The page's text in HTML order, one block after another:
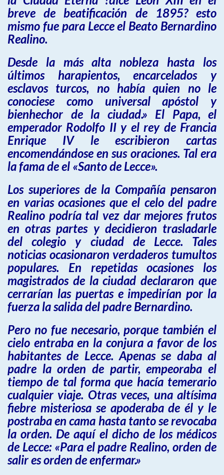
breve de beatificación de 1895? esto
mismo fue para Lecce el Beato Bernardino
Realino.
Desde la más alta nobleza hasta los
últimos harapientos, encarcelados y
esclavos turcos, no había quien no le
conociese como universal apóstol y
bienhechor de la ciudad.» El Papa, el
emperador Rodolfo II y el rey de Francia
Enrique IV le escribieron cartas
encomendándose en sus oraciones. Tal era
la fama de el «Santo de Lecce».
Los superiores de la Compañía pensaron
en varias ocasiones que el celo del padre
Realino podría tal vez dar mejores frutos
en otras partes y decidieron trasladarle
del colegio y ciudad de Lecce. Tales
noticias ocasionaron verdaderos tumultos
populares. En repetidas ocasiones los
magistrados de la ciudad declararon que
cerrarían las puertas e impedirían por la
fuerza la salida del padre Bernardino.
Pero no fue necesario, porque también el
cielo entraba en la conjura a favor de los
habitantes de Lecce. Apenas se daba al
padre la orden de partir, empeoraba el
tiempo de tal forma que hacía temerario
cualquier viaje. Otras veces, una altísima
fiebre misteriosa se apoderaba de él y le
postraba en cama hasta tanto se revocaba
la orden. De aquí el dicho de los médicos
de Lecce: «Para el padre Realino, orden de
salir es orden de enfermar.»